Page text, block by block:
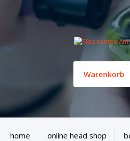
ES
Warenkorb
home online head shop